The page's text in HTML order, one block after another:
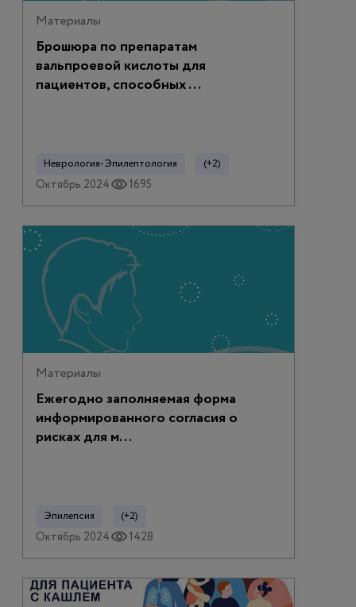
Материалы
Брошюра по препаратам
вальпроевой кислоты для
пациентов, способных ...
Неврология-Эпилептология (+2)
Октябрь 2024 1695
Материалы
Ежегодно заполняемая форма
информированного согласия о
рисках для м...
Эпилепсия (+2)
Октябрь 2024 1428